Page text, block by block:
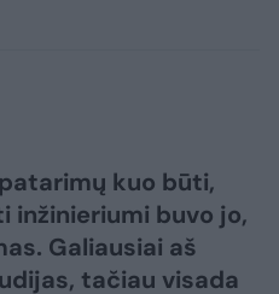
kuo būti,
inžinieriumi buvo jo,
Galiausiai aš
tačiau visada